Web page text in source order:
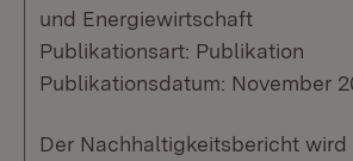
und Energiewirtschaft
Publikationsart: Publikation
Publikationsdatum: November
Der Nachhaltigkeitsbericht